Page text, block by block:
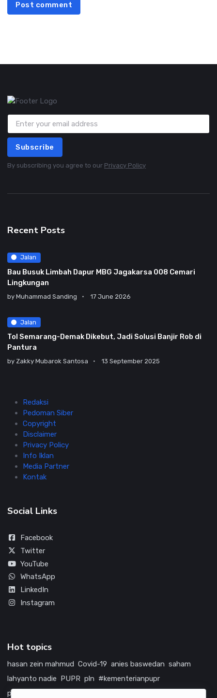
Post comment
Subscribe
By subscribing you agree to our Privacy Policy
Recent Posts
Jalan
Bau Busuk Limbah Dapur MBG Jagakarsa 008 Cemari
Lingkungan
by Muhammad Sanding 17 June 2026
Jalan
Tol Semarang-Demak Dikebut, Jadi Solusi Banjir Rob di
Pantura
by Zakky Mubarok Santosa 13 September 2025
Redaksi
Pedoman Siber
Copyright
Disclaimer
Privacy Policy
Info Iklan
Media Partner
Kontak
Social Links
Facebook
Twitter
YouTube
WhatsApp
LinkedIn
Instagram
Hot topics
hasan zein mahmud Covid-19 anies baswedan saham
lahyanto nadie PUPR pln #kementerianpupr
prabowo subianto